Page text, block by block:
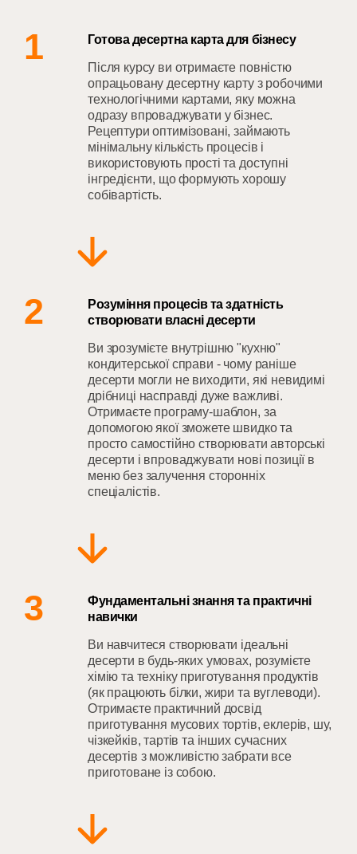
1 Готова десертна карта для бізнесу
Після курсу ви отримаєте повністю
опрацьовану десертну карту з робочими
технологічними картами, яку можна
одразу впроваджувати у бізнес.
Рецептури оптимізовані, займають
мінімальну кількість процесів і
використовують прості та доступні
інгредієнти, що формують хорошу
собівартість.
2
Розуміння процесів та здатність
створювати власні десерти
Ви зрозумієте внутрішню "кухню"
кондитерської справи - чому раніше
десерти могли не виходити, які невидимі
дрібниці насправді дуже важливі.
Отримаєте програму-шаблон, за
допомогою якої зможете швидко та
просто самостійно створювати авторські
десерти і впроваджувати нові позиції в
меню без залучення сторонніх
спеціалістів.
3
Фундаментальні знання та практичні
навички
Ви навчитеся створювати ідеальні
десерти в будь-яких умовах, розумієте
хімію та техніку приготування продуктів
(як працюють білки, жири та вуглеводи).
Отримаєте практичний досвід
приготування мусових тортів, еклерів, шу,
чізкейків, тартів та інших сучасних
десертів з можливістю забрати все
приготоване із собою.